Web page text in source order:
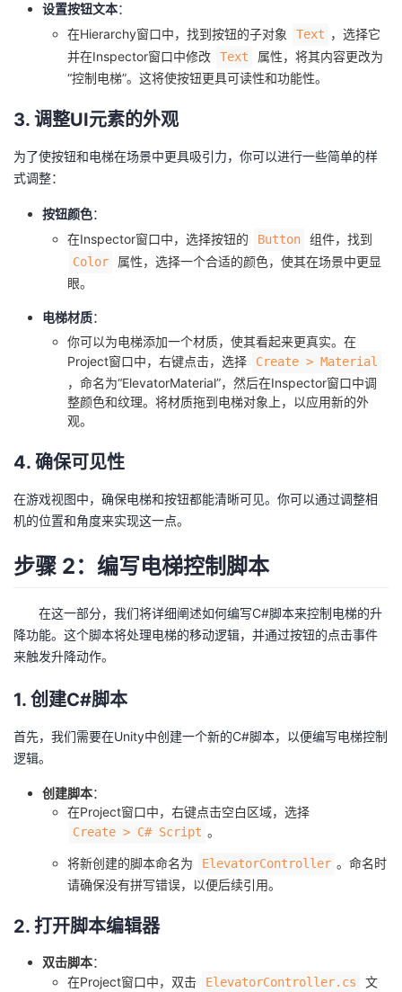
设置按钮文本：
在Hierarchy窗口中，找到按钮的子对象
Text ，选择它
并在Inspector窗口中修改
Text
属性，将其内容更改为
“控制电梯”。这将使按钮更具可读性和功能性。
3. 调整UI元素的外观
为了使按钮和电梯在场景中更具吸引力，你可以进行一些简单的样
式调整：
按钮颜色：
在Inspector窗口中，选择按钮的
Button 组件，找到
Color
属性，选择一个合适的颜色，使其在场景中更显
眼。
电梯材质：
你可以为电梯添加一个材质，使其看起来更真实。在
Project窗口中，右键点击，选择
Create > Material
，命名为“ElevatorMaterial”，然后在Inspector窗口中调
整颜色和纹理。将材质拖到电梯对象上，以应用新的外
观。
4. 确保可见性
在游戏视图中，确保电梯和按钮都能清晰可见。你可以通过调整相
机的位置和角度来实现这一点。
步骤 2：编写电梯控制脚本
在这一部分，我们将详细阐述如何编写C#脚本来控制电梯的升
降功能。这个脚本将处理电梯的移动逻辑，并通过按钮的点击事件
来触发升降动作。
1. 创建C#脚本
首先，我们需要在Unity中创建一个新的C#脚本，以便编写电梯控制
逻辑。
创建脚本：
在Project窗口中，右键点击空白区域，选择
Create > C# Script 。
将新创建的脚本命名为 ElevatorController 。命名时
请确保没有拼写错误，以便后续引用。
2. 打开脚本编辑器
双击脚本：
在Project窗口中，双击
ElevatorController.cs 文